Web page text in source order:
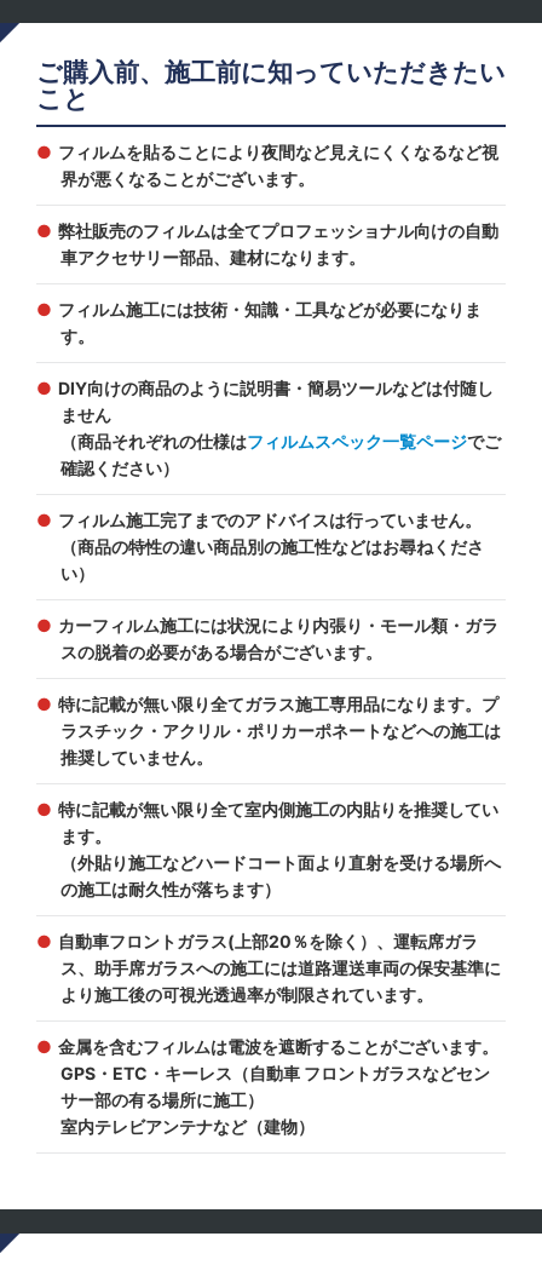
ご購入前、施工前に知っていただきたい
こと
フィルムを貼ることにより夜間など見えにくくなるなど視
界が悪くなることがございます。
弊社販売のフィルムは全てプロフェッショナル向けの自動
車アクセサリー部品、建材になります。
フィルム施工には技術・知識・工具などが必要になりま
す。
DIY向けの商品のように説明書・簡易ツールなどは付随し
ません
（商品それぞれの仕様はフィルムスペック一覧ページでご
確認ください）
フィルム施工完了までのアドバイスは行っていません。
（商品の特性の違い商品別の施工性などはお尋ねくださ
い）
カーフィルム施工には状況により内張り・モール類・ガラ
スの脱着の必要がある場合がございます。
特に記載が無い限り全てガラス施工専用品になります。プ
ラスチック・アクリル・ポリカーポネートなどへの施工は
推奨していません。
特に記載が無い限り全て室内側施工の内貼りを推奨してい
ます。
（外貼り施工などハードコート面より直射を受ける場所へ
の施工は耐久性が落ちます）
自動車フロントガラス(上部20％を除く）、運転席ガラ
ス、助手席ガラスへの施工には道路運送車両の保安基準に
より施工後の可視光透過率が制限されています。
金属を含むフィルムは電波を遮断することがございます。
GPS・ETC・キーレス（自動車 フロントガラスなどセン
サー部の有る場所に施工）
室内テレビアンテナなど（建物）